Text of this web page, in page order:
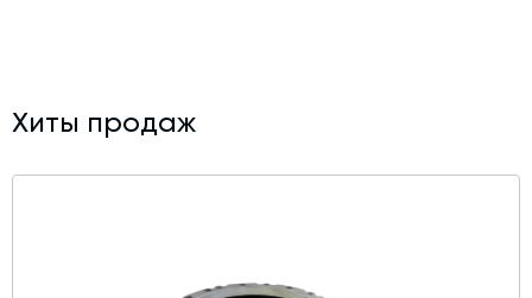
Хиты продаж